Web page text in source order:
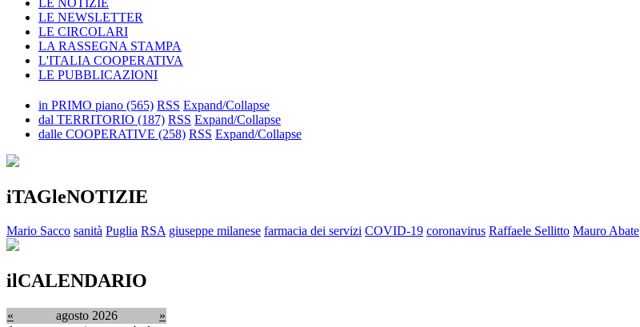
LE NOTIZIE
LE NEWSLETTER
LE CIRCOLARI
LA RASSEGNA STAMPA
L'ITALIA COOPERATIVA
LE PUBBLICAZIONI
in PRIMO piano (565) RSS Expand/Collapse
dal TERRITORIO (187) RSS Expand/Collapse
dalle COOPERATIVE (258) RSS Expand/Collapse
iTAGleNOTIZIE
Mario Sacco sanità Puglia RSA giuseppe milanese farmacia dei servizi COVID-19 coronavirus Raffaele Sellitto Mauro Abate
ilCALENDARIO
« agosto 2026
»